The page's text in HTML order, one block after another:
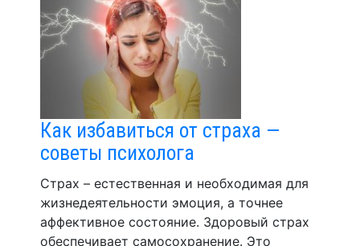
Как избавиться от страха —
советы психолога
Страх – естественная и необходимая для
жизнедеятельности эмоция, а точнее
аффективное состояние. Здоровый страх
обеспечивает самосохранение. Это